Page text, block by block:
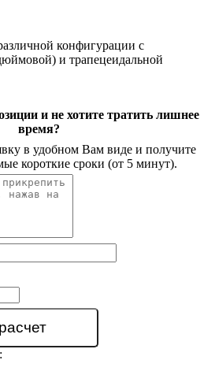
конфигурации с
и трапецеидальной
и не хотите тратить лишнее
время?
в удобном Вам виде и получите
короткие сроки (от 5 минут).